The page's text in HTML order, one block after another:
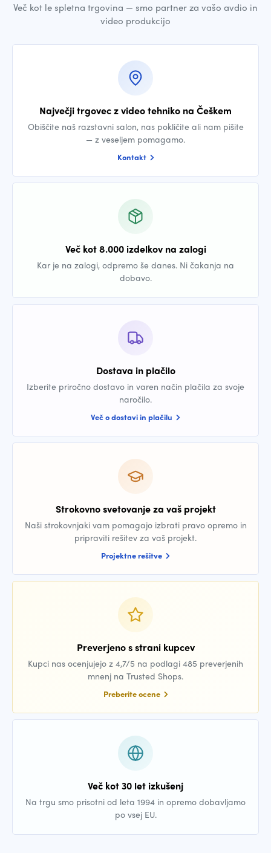
Več kot le spletna trgovina — smo partner za vašo avdio in
video produkcijo
Največji trgovec z video tehniko na Češkem
Obiščite naš razstavni salon, nas pokličite ali nam pišite
— z veseljem pomagamo.
Kontakt
Več kot 8.000 izdelkov na zalogi
Kar je na zalogi, odpremo še danes. Ni čakanja na
dobavo.
Dostava in plačilo
Izberite priročno dostavo in varen način plačila za svoje
naročilo.
Več o dostavi in plačilu
Strokovno svetovanje za vaš projekt
Naši strokovnjaki vam pomagajo izbrati pravo opremo in
pripraviti rešitev za vaš projekt.
Projektne rešitve
Preverjeno s strani kupcev
Kupci nas ocenjujejo z 4,7/5 na podlagi 485 preverjenih
mnenj na Trusted Shops.
Preberite ocene
Več kot 30 let izkušenj
Na trgu smo prisotni od leta 1994 in opremo dobavljamo
po vsej EU.